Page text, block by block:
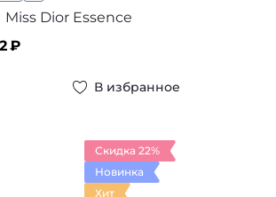
Miss Dior Essence
₽
В избранное
Скидка 22%
Новинка
Хит